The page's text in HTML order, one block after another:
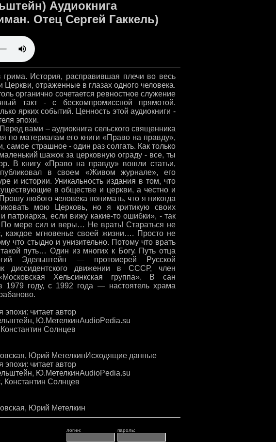
Аудиокнига
Отец Сергей Гаккель)
грима. История, расправившая плечи во весь
Церкви, отраженные в глазах одного человека.
органично сочетается ревностное служение
такт - с бескомпромиссной прямотой.
ярких событий. Ценность этой аудиокниги -
эпохи.
вами – аудиокнига сельского священника
по материалам его книги «Право на правду»,
страшное - один раз солгать. Как только
шажок за церковную ограду - все, ты
В книгу «Право на правду» вошли статьи,
в своем «Живом журнале», его
и истории. Уникальность издания в том, что
в обществе и церкви, а честно и
любого человека понимать, что я никогда
мою Церковь, но я критикую своих
патриарха, если вижу какие-то ошибки», - так
По мере сил и веры… Не врать! Стараться не
каждое мгновенье своей жизни…. Просто не
что стыдно и унизительно. Потому что врать
путь… Один из многих к Богу. Путь отца
Эдельштейн — протоиерей Русской
диссидентского движении в СССР, член
Хельсинкская группа». В сан
1979 году, с 1992 года — настоятель храма
эпохи: читает автор
Ю.МетелкинAudioPedia.su
Солнцев
Юрий МетелкинИсходящие данные
эпохи: читает автор
Ю.МетелкинAudioPedia.su
Константин Солнцев
Юрий Метелкин
пароль:
логин: